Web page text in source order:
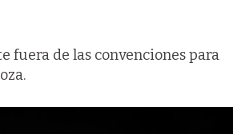
fuera de las convenciones para